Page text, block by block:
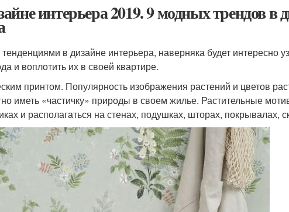
интерьера 2019. 9 модных трендов в
в дизайне интерьера, наверняка будет интересно
и воплотить их в своей квартире.
принтом. Популярность изображения растений и цветов
иметь «частичку» природы в своем жилье. Растительные
и располагаться на стенах, подушках, шторах, покрывалах,